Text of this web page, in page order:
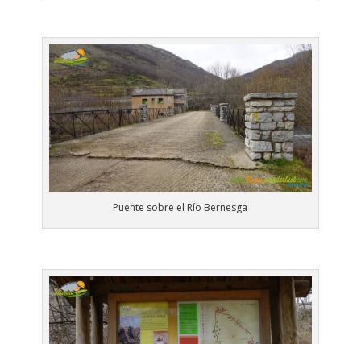
Puente sobre el Río Bernesga